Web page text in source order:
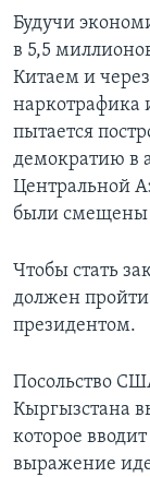
Будучи
в 5,5
Китаем и
наркотрафика
пытается
демократию в
Центральной
были смещены
Чтобы стать
должен пройти
президентом.
Посольство
Кыргызстана
которое
выражение